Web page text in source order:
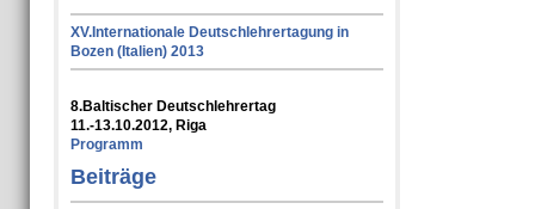
XV.Internationale Deutschlehrertagung in
Bozen (Italien) 2013
8.Baltischer Deutschlehrertag
11.-13.10.2012, Riga
Programm
Beiträge